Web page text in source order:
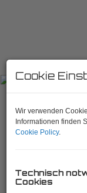
STEINHAUS
Cookie
Wir verwenden
Informationen finden
Cookie Policy.
Technisch
Cookies